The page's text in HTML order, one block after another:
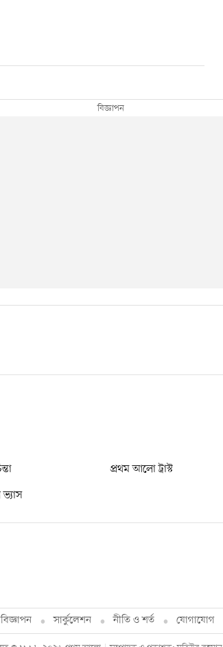
প্রথম আলো ট্রাস্ট
বিজ্ঞাপন সার্কুলেশন নীতি ও শর্ত যোগাযোগ